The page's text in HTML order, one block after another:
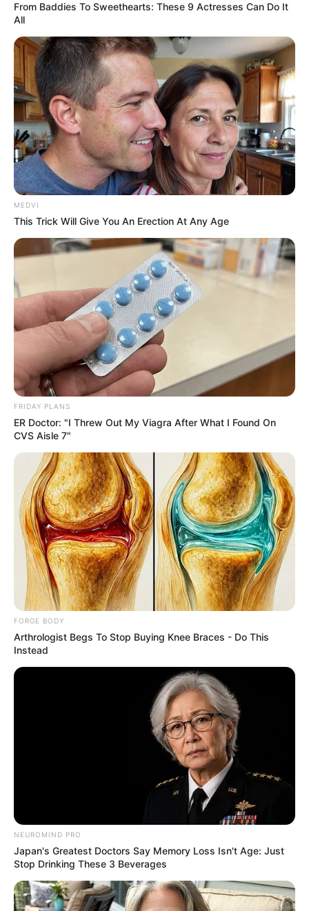
ดูดวง คนเกิดวันอาทิตย์
ดวงการงานได้รับผลประโยชน์ หรือกำไรทางธุรกิจ หรือผล
งานได้รับคำชมและประสบความสำเร็จ
ดวงการเงินอาจมีเกณฑ์จ่ายเงินไปกับเรื่องของยานพาหนะ
ดวงความรักคนโสด จะมีคนใจดีและอบอุ่นเข้ามาทำให้
รู้สึกดี คนมีคู่ อาจได้รับมรดกของครอบครัวฝ่ายใดฝ่ายหนึ่ง
ดูดวงคนเกิดวันจันทร์
ดวงการงานอาจจะต้องงัดความรู้ความสามารถในเรื่อง
งานออกมาใช้เยอะ
ดวงการเงินใช้จ่ายไปกับเรื่องของตัวเองเป็นส่วนมาก เช่น
ค่าแต่งตัว ค่ากินเที่ยว
คนโสด ให้ระวังมีปัญหากับคนเก่าๆ คนมีคู่ คู่ที่
คบกันอยู่ถือว่าคบกันได้ระยะยาว
From Baddies To Sweethearts: These 9 Actresses Can Do It
All
MEDVI
This Trick Will Give You An Erection At Any Age
FRIDAY PLANS
ER Doctor: "I Threw Out My Viagra After What I Found On
CVS Aisle 7"
FORGE BODY
Arthrologist Begs To Stop Buying Knee Braces - Do This
Instead
NEUROMIND PRO
Japan's Greatest Doctors Say Memory Loss Isn't Age: Just
Stop Drinking These 3 Beverages